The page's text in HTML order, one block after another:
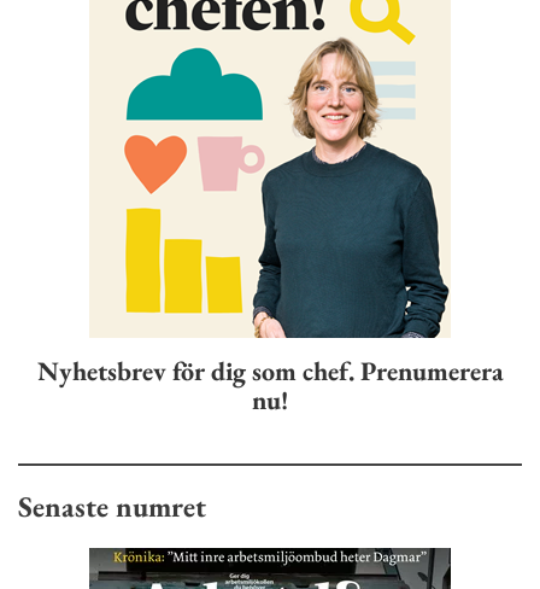
Nyhetsbrev för dig som chef. Prenumerera
nu!
Senaste numret